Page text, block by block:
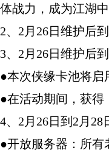
体战力，成为江湖
2、2月26日维护后
3、2月26日维护后
●本次侠缘卡池将启
●在活动期间，获得
4、2月26日到2月
●开放服务器：所有